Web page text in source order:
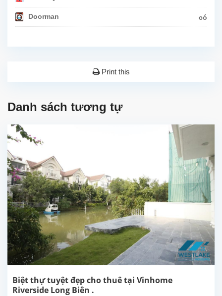
Doorman có
Print this
Danh sách tương tự
Biệt thự tuyệt đẹp cho thuê tại Vinhome
Riverside Long Biên .